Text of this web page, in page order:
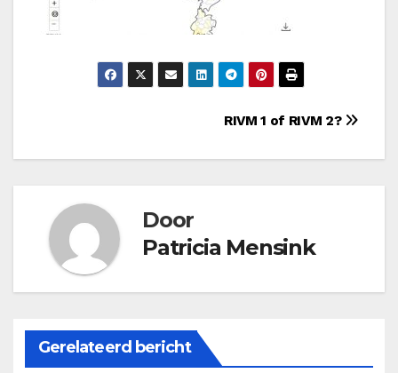
navigatie
RIVM 1 of RIVM 2?
Door
Patricia Mensink
Gerelateerd bericht